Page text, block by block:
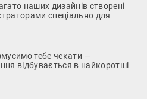
наших дизайнів створені
спеціально для
тебе чекати —
відбувається в найкоротші